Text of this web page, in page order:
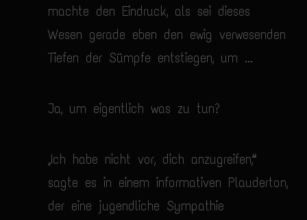
machte den Eindruck, als sei dieses
Wesen gerade eben den ewig verwesenden
Tiefen der Sümpfe entstiegen, um ...
Ja, um eigentlich was zu tun?
„Ich habe nicht vor, dich anzugreifen“,
sagte es in einem informativen Plauderton,
der eine jugendliche Sympathie